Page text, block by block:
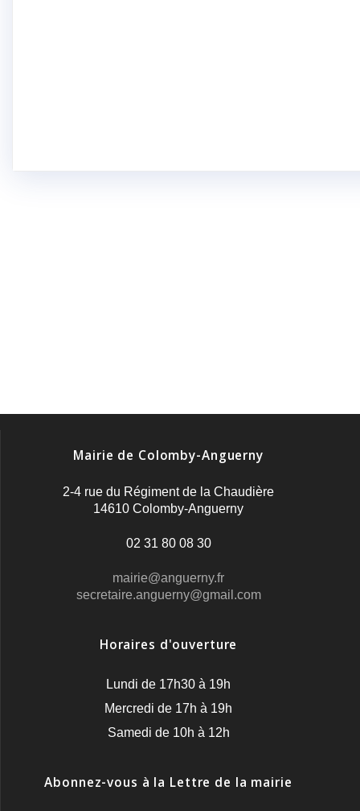
Mairie de Colomby-Anguerny
2-4 rue du Régiment de la Chaudière
14610 Colomby-Anguerny
02 31 80 08 30
mairie@anguerny.fr
secretaire.anguerny@gmail.com
Horaires d'ouverture
Lundi de 17h30 à 19h
Mercredi de 17h à 19h
Samedi de 10h à 12h
Abonnez-vous à la Lettre de la mairie